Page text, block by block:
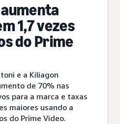
1,7 vezes
do Prime
e a Kiliagon
de 70% nas
para a marca e taxas
maiores usando a
do Prime Video.